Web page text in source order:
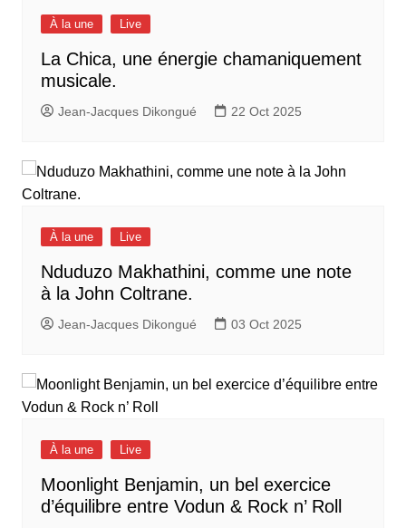
À la une Live
La Chica, une énergie chamaniquement
musicale.
Jean-Jacques Dikongué 22 Oct 2025
À la une Live
Nduduzo Makhathini, comme une note
à la John Coltrane.
Jean-Jacques Dikongué 03 Oct 2025
À la une Live
Moonlight Benjamin, un bel exercice
d’équilibre entre Vodun & Rock n’ Roll